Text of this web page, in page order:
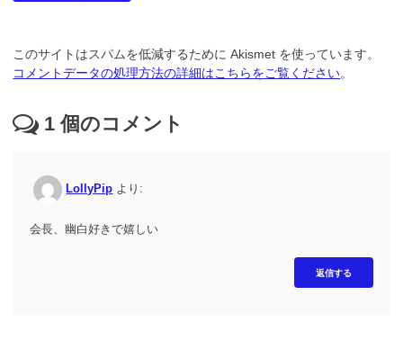
このサイトはスパムを低減するために Akismet を使っています。
コメントデータの処理方法の詳細はこちらをご覧ください。
1 個のコメント
LollyPip より:
会長、幽白好きで嬉しい
返信する